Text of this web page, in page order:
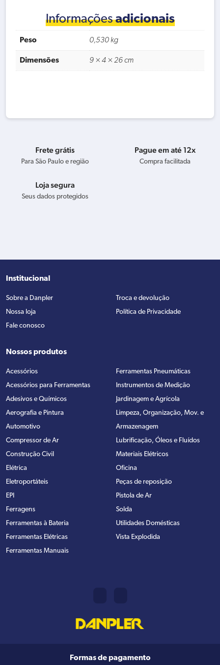
Informaçõesadicionais
Peso 0,530 kg
Dimensões 9 × 4 × 26 cm
Frete grátis
Para São Paulo e região
Pague em até 12x
Compra facilitada
Loja segura
Seus dados protegidos
Institucional
Sobre a Danpler
Nossa loja
Fale conosco
Troca e devolução
Política de Privacidade
Nossos produtos
Acessórios
Acessórios para Ferramentas
Adesivos e Químicos
Aerografia e Pintura
Automotivo
Compressor de Ar
Construção Civil
Elétrica
Eletroportáteis
EPI
Ferragens
Ferramentas à Bateria
Ferramentas Elétricas
Ferramentas Manuais
Ferramentas Pneumáticas
Instrumentos de Medição
Jardinagem e Agrícola
Limpeza, Organização, Mov. e
Armazenagem
Lubrificação, Óleos e Fluídos
Materiais Elétricos
Oficina
Peças de reposição
Pistola de Ar
Solda
Utilidades Domésticas
Vista Explodida
Formas de pagamento